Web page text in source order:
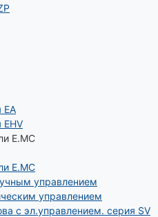
EA
E.MC
E.MC
управлением
управлением
с эл.управлением. серия SV